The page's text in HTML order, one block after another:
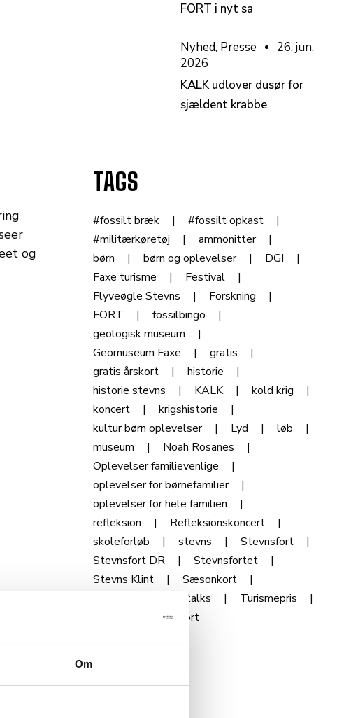
Om
og
FORT i nyt sa
Nyhed, Presse
26. jun,
2026
KALK udlover dusør for
sjældent krabbe
TAGS
#fossilt bræk
#fossilt opkast
#militærkøretøj
ammonitter
børn
børn og oplevelser
DGI
Faxe turisme
Festival
Flyveøgle Stevns
Forskning
FORT
fossilbingo
geologisk museum
Geomuseum Faxe
gratis
gratis årskort
historie
historie stevns
KALK
kold krig
koncert
krigshistorie
kultur børn oplevelser
Lyd
løb
museum
Noah Rosanes
Oplevelser familievenlige
oplevelser for børnefamilier
oplevelser for hele familien
refleksion
Refleksionskoncert
skoleforløb
stevns
Stevnsfort
Stevnsfort DR
Stevnsfortet
Stevns Klint
Sæsonkort
talks
Turismepris
årskort